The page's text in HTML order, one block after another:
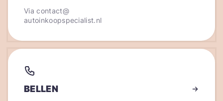
Viacontact@
autoinkoopspecialist.nl
BELLEN